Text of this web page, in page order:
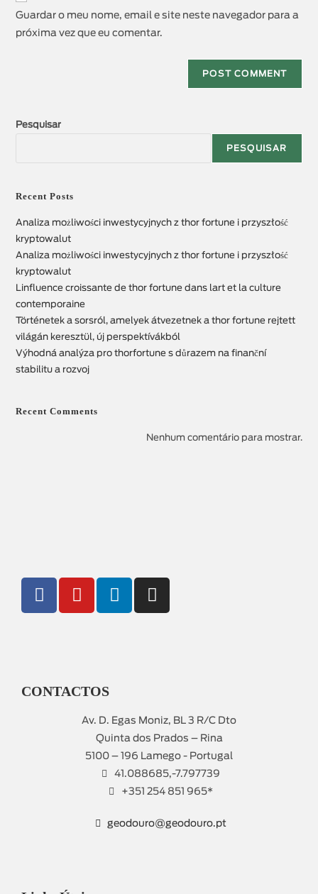
Guardar o meu nome, email e site neste navegador para a
próxima vez que eu comentar.
Pesquisar
PESQUISAR
Recent Posts
Analiza możliwości inwestycyjnych z thor fortune i przyszłość
kryptowalut
Analiza możliwości inwestycyjnych z thor fortune i przyszłość
kryptowalut
Linfluence croissante de thor fortune dans lart et la culture
contemporaine
Történetek a sorsról, amelyek átvezetnek a thor fortune rejtett
világán keresztül, új perspektívákból
Výhodná analýza pro thorfortune s důrazem na finanční
stabilitu a rozvoj
Recent Comments
Nenhum comentário para mostrar.
CONTACTOS
Av. D. Egas Moniz, BL 3 R/C Dto
Quinta dos Prados – Rina
5100 – 196 Lamego - Portugal
41.088685,-7.797739
+351 254 851 965*
geodouro@geodouro.pt